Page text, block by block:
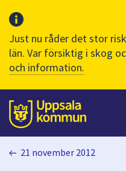
Just nu råder det stor
län. Var försiktig i skog
och information.
Till sidans
huvudinnehåll
21 november 2012